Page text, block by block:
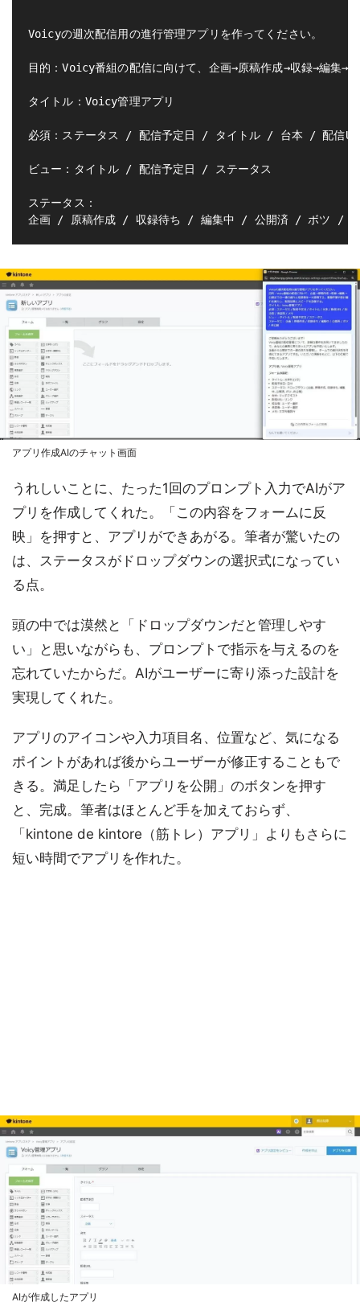
Voicyの週次配信用の進行管理アプリを作ってください。
目的：Voicy番組の配信に向けて、企画→原稿作成→収録→編集→
タイトル：Voicy管理アプリ
必須：ステータス / 配信予定日 / タイトル / 台本 / 配信
ビュー：タイトル / 配信予定日 / ステータス
ステータス：
アプリ作成AIのチャット画面
うれしいことに、たった1回のプロンプト入力でAIがア
プリを作成してくれた。「この内容をフォームに反
映」を押すと、アプリができあがる。筆者が驚いたの
は、ステータスがドロップダウンの選択式になってい
る点。
頭の中では漠然と「ドロップダウンだと管理しやす
い」と思いながらも、プロンプトで指示を与えるのを
忘れていたからだ。AIがユーザーに寄り添った設計を
実現してくれた。
アプリのアイコンや入力項目名、位置など、気になる
ポイントがあれば後からユーザーが修正することもで
きる。満足したら「アプリを公開」のボタンを押す
と、完成。筆者はほとんど手を加えておらず、
「kintone de kintore（筋トレ）アプリ」よりもさらに
短い時間でアプリを作れた。
AIが作成したアプリ